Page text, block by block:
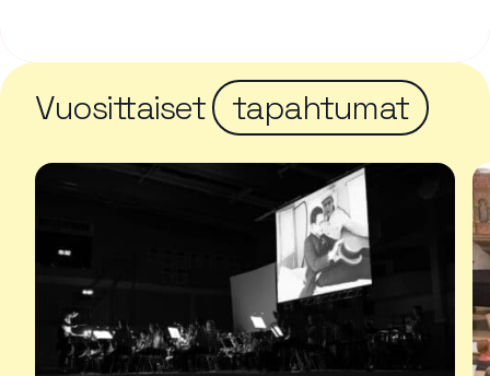
Vuosittaiset tapahtumat